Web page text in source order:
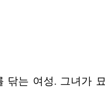
닦는 여성. 그녀가